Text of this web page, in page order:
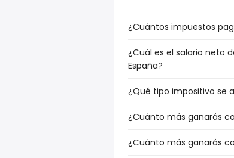
¿Cuántos impuestos
¿Cuál es el salario neto
España?
¿Qué tipo impositivo se
¿Cuánto más ganarás
¿Cuánto más ganarás